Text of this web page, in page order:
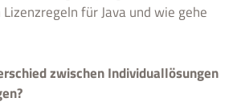
für Java und wie gehe
zwischen Individuallösungen